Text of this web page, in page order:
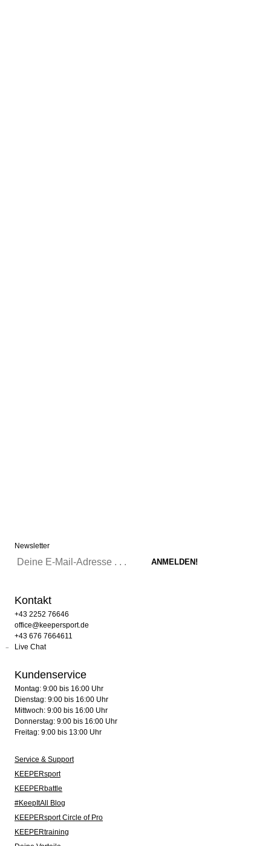
Newsletter
Kontakt
+43 2252 76646
office@keepersport.de
+43 676 7664611
Live Chat
Kundenservice
Montag: 9:00 bis 16:00 Uhr
Dienstag: 9:00 bis 16:00 Uhr
Mittwoch: 9:00 bis 16:00 Uhr
Donnerstag: 9:00 bis 16:00 Uhr
Freitag: 9:00 bis 13:00 Uhr
Service & Support
KEEPERsport
KEEPERbattle
#KeepItAll Blog
KEEPERsport Circle of Pro
KEEPERtraining